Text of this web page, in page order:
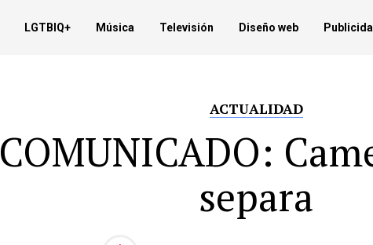
LGTBIQ+ Música Televisión Diseño web
ACTUALIDAD
COMUNICADO:
separa